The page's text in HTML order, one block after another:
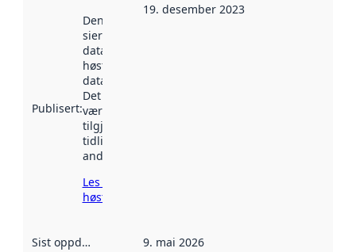
Publisert:
Denne datoen
sier når
datasettet ble
høstet av
data.norge.no.
Det kan ha
vært
tilgjengelig
tidligere
andre steder.
Les mer om
høsting her
19. desember 2023
Sist oppdatert 9. mai 2026